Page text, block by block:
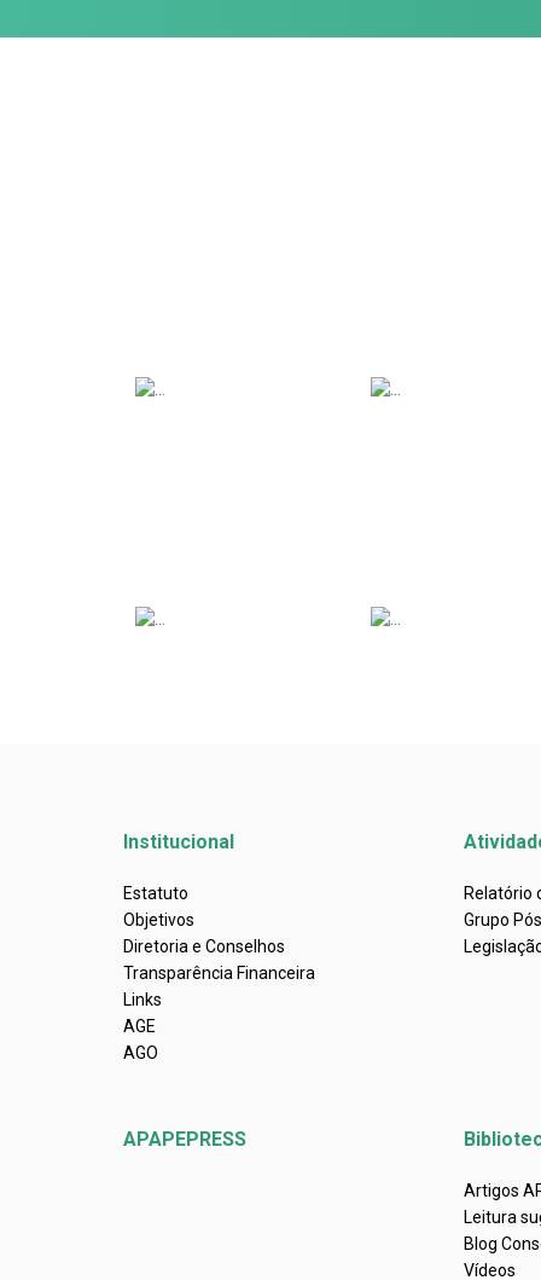
Institucional
Estatuto
Objetivos
Diretoria e Conselhos
Transparência Financeira
Links
AGE
AGO
Relatório
Grupo
APAPEPRESS
Artigos
Leitura
Blog
Vídeos